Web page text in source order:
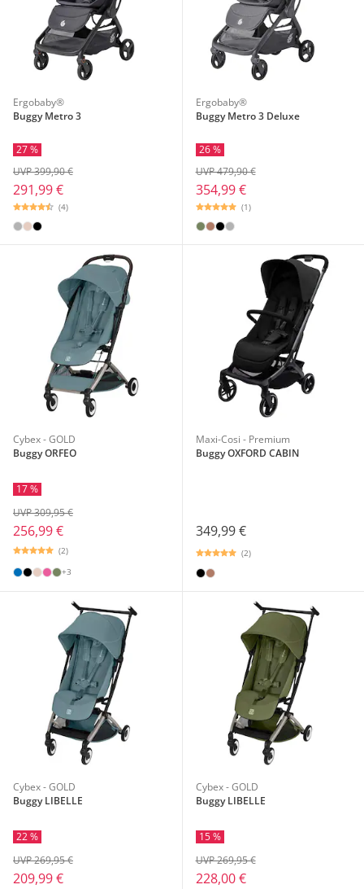
Ergobaby®
Buggy Metro 3
27 %
291,99 €
UVP 399,90 €
(4)
Ergobaby®
Buggy Metro 3 Deluxe
26 %
354,99 €
UVP 479,90 €
(1)
Cybex - GOLD
Buggy ORFEO
17 %
256,99 €
UVP 309,95 €
(2)
+3
Maxi-Cosi - Premium
Buggy OXFORD CABIN
349,99 €
(2)
Cybex - GOLD
Buggy LIBELLE
22 %
209,99 €
UVP 269,95 €
Cybex - GOLD
Buggy LIBELLE
15 %
228,00 €
UVP 269,95 €